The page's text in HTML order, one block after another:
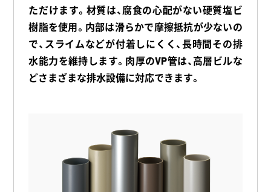
ただけます。 材質は、腐食の心配がない硬質塩ビ
樹脂を使用。内部は滑らかで摩擦抵抗が少ないの
で、スライムなどが付着しにくく、長時間その排
水能力を維持します。肉厚のVP管は、高層ビルな
どさまざまな排水設備に対応できます。